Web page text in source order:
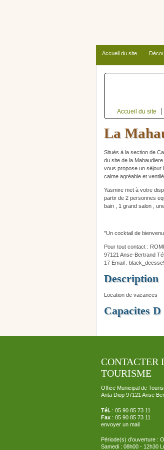
Accueil du site
Autour d’Anse Bertrand
Accueil du site
La
Situés à la section de
du site de la
vous propose un séjour
calme agréable et ventilé .
Yasmire met à votre
partir de 2 personnes
bain , 1 grand salon ,
"Un cocktail de
Pour tout contact :
97121 Anse-Bertrand
17 Email :
Description
Location de vacances
Capacites
CONTACTER
TOURISME
Office Municipal de
Anta Diop 97121 Anse
Tél. : 05 90 85 73 11
Fax : 05 90 85 73 11
envoyer un mail
Période(s) d’ouverture :
Samedi : 08h00 - 12h30